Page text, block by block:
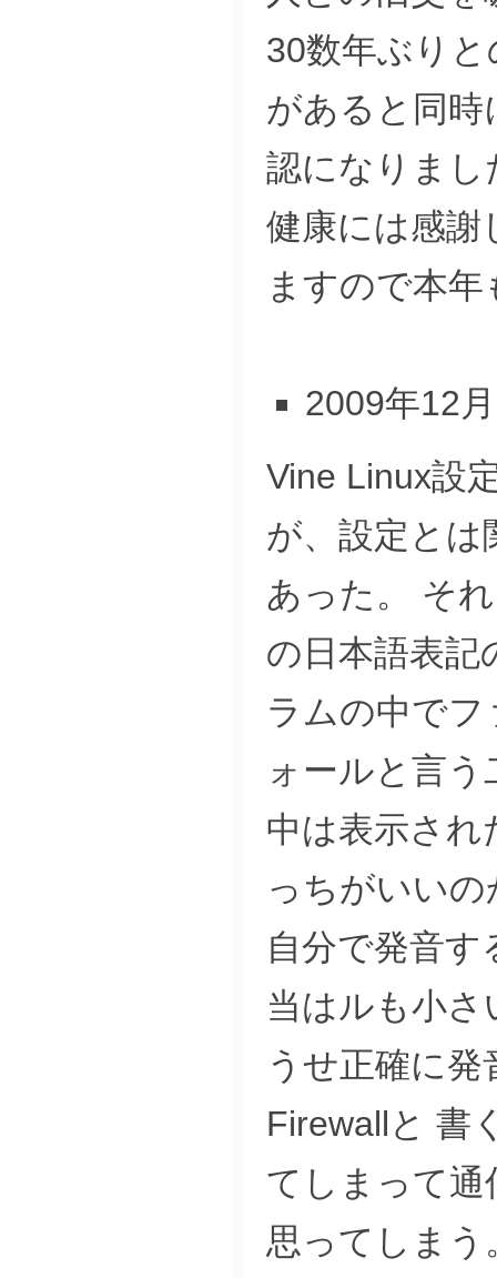
30数年ぶり
があると同時
認になりまし
健康には感謝
ますので本
2009年12
Vine Linux設
が、設定と
あった。 そ
の日本語表記
ラムの中で
ォールと言
中は表示さ
っちがいい
自分で発音
当はルも小
うせ正確に
Firewallと 書
てしまって
思ってしまう